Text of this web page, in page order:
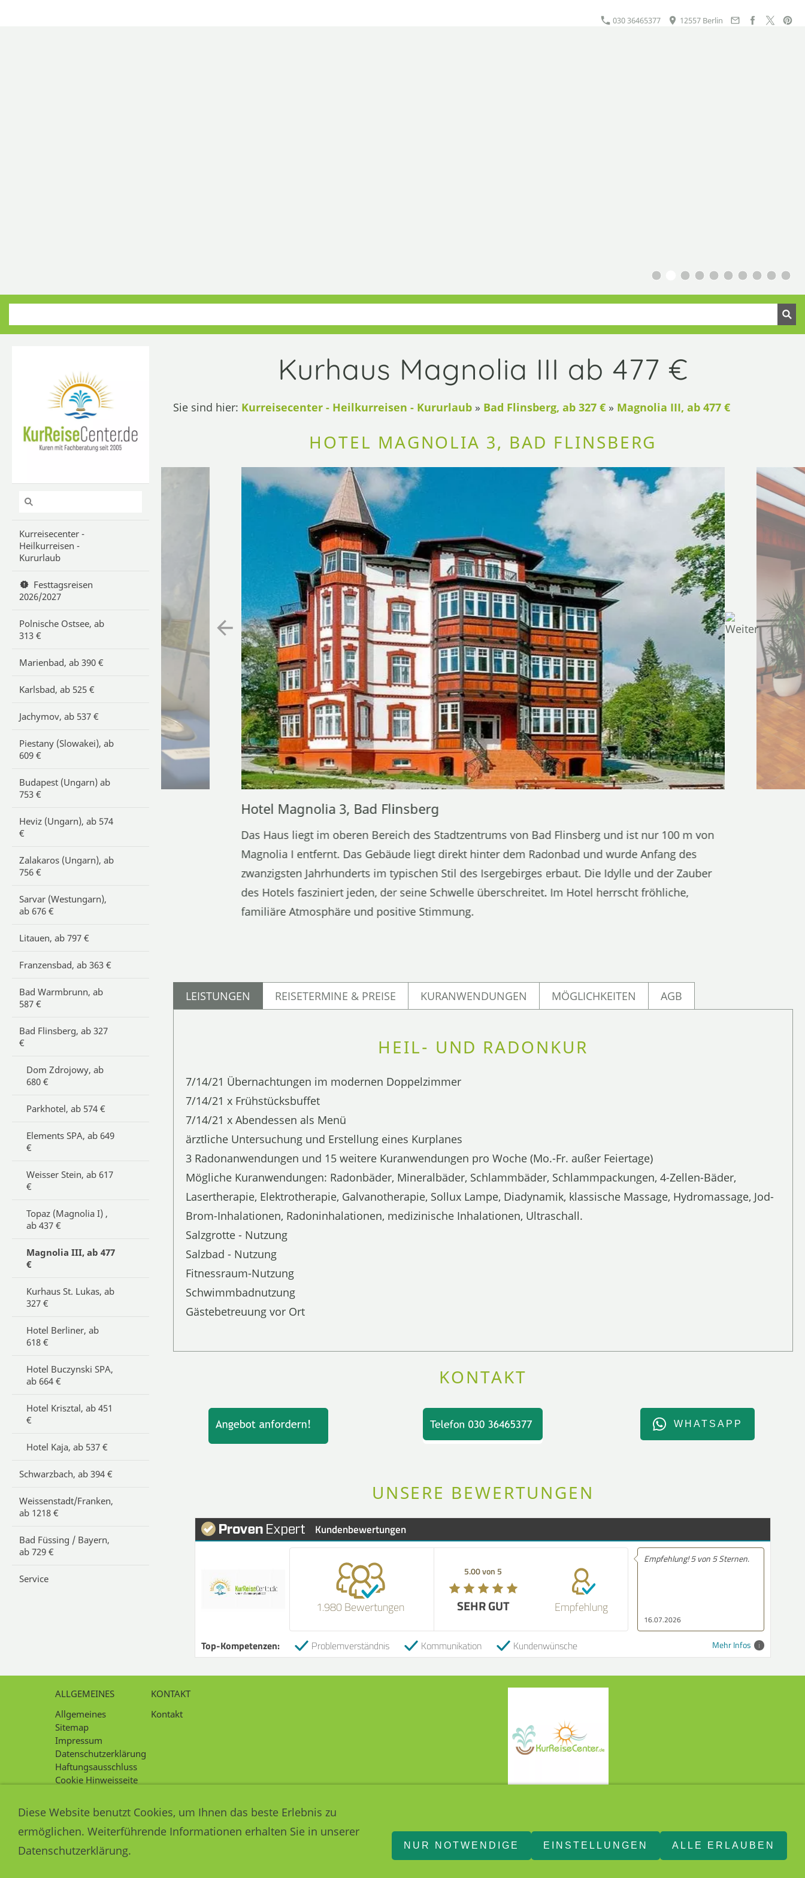
030 36465377 12557 Berlin
Kurreisecenter -
Heilkurreisen -
Kururlaub
Festtagsreisen
2026/2027
Polnische Ostsee, ab
313 €
Marienbad, ab 390 €
Karlsbad, ab 525 €
Jachymov, ab 537 €
Piestany (Slowakei), ab
609 €
Budapest (Ungarn) ab
753 €
Heviz (Ungarn), ab 574
€
Zalakaros (Ungarn), ab
756 €
Sarvar (Westungarn),
ab 676 €
Litauen, ab 797 €
Franzensbad, ab 363 €
Bad Warmbrunn, ab
587 €
Bad Flinsberg, ab 327
€
Dom Zdrojowy, ab
680 €
Parkhotel, ab 574 €
Elements SPA, ab 649
€
Weisser Stein, ab 617
€
Topaz (Magnolia I) ,
ab 437 €
Magnolia III, ab 477
€
Kurhaus St. Lukas, ab
327 €
Hotel Berliner, ab
618 €
Hotel Buczynski SPA,
ab 664 €
Hotel Krisztal, ab 451
€
Hotel Kaja, ab 537 €
Schwarzbach, ab 394 €
Weissenstadt/Franken,
ab 1218 €
Bad Füssing / Bayern,
ab 729 €
Service
Kurhaus Magnolia III ab 477 €
Sie sind hier: Kurreisecenter - Heilkurreisen - Kururlaub» Bad Flinsberg, ab 327 €» Magnolia III, ab 477 €
HOTEL MAGNOLIA 3, BAD FLINSBERG
Hotel Magnolia 3, Bad Flinsberg
Das Haus liegt im oberen Bereich des Stadtzentrums von Bad Flinsberg und ist nur 100 m von
Magnolia I entfernt. Das Gebäude liegt direkt hinter dem Radonbad und wurde Anfang des
zwanzigsten Jahrhunderts im typischen Stil des Isergebirges erbaut. Die Idylle und der Zauber
des Hotels fasziniert jeden, der seine Schwelle überschreitet. Im Hotel herrscht fröhliche,
familiäre Atmosphäre und positive Stimmung.
LEISTUNGEN REISETERMINE & PREISE KURANWENDUNGEN MÖGLICHKEITEN AGB
HEIL- UND RADONKUR
7/14/21 Übernachtungen im modernen Doppelzimmer
7/14/21 x Frühstücksbuffet
7/14/21 x Abendessen als Menü
ärztliche Untersuchung und Erstellung eines Kurplanes
3 Radonanwendungen und 15 weitere Kuranwendungen pro Woche (Mo.-Fr. außer Feiertage)
Mögliche Kuranwendungen: Radonbäder, Mineralbäder, Schlammbäder, Schlammpackungen, 4-Zellen-Bäder,
Lasertherapie, Elektrotherapie, Galvanotherapie, Sollux Lampe, Diadynamik, klassische Massage, Hydromassage, Jod-
Brom-Inhalationen, Radoninhalationen, medizinische Inhalationen, Ultraschall.
Salzgrotte - Nutzung
Salzbad - Nutzung
Fitnessraum-Nutzung
Schwimmbadnutzung
Gästebetreuung vor Ort
KONTAKT
WHATSAPP
UNSERE BEWERTUNGEN
Kundenbewertungen
1.980 Bewertungen
SEHR GUT
5.00 von 5
SEHR GUT Empfehlung
Empfehlung! 5 von 5 Sternen.
16.07.2026
Empfehlung! Sehr nette
Beratung.....Bei Fragen würde
Mehr Infos
Top-Kompetenzen: Problemverständnis Kommunikation Kundenwünsche
ALLGEMEINES
Allgemeines
Sitemap
Impressum
Datenschutzerklärung
Haftungsausschluss
Cookie Hinweisseite
KONTAKT
Kontakt
030 36465377 12557 Berlin
Diese Website benutzt Cookies, um Ihnen das beste Erlebnis zu
ermöglichen. Weiterführende Informationen erhalten Sie in unserer
Datenschutzerklärung.
NUR NOTWENDIGE EINSTELLUNGEN ALLE ERLAUBEN